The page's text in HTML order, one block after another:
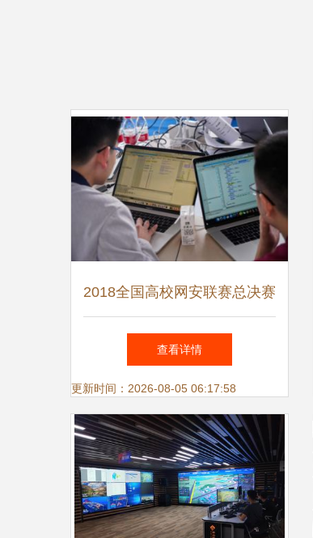
2018全国高校网安联赛总决赛
在我校成功举行 推动网络信
息技术研发创新
查看详情
更新时间：2026-08-05 06:17:58